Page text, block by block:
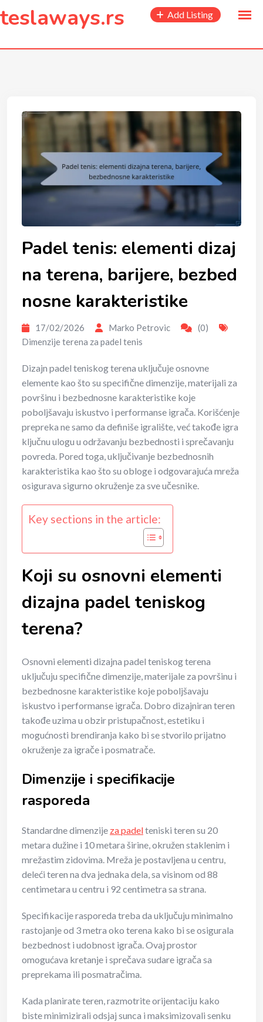
content
teslaways.rs Add Listing
Padel tenis: elementi dizaj
na terena, barijere, bezbed
nosne karakteristike
17/02/2026 Marko Petrovic
(0)
Dimenzije terena za padel tenis
Dizajn padel teniskog terena uključuje osnovne
elemente kao što su specifične dimenzije, materijali za
površinu i bezbednosne karakteristike koje
poboljšavaju iskustvo i performanse igrača. Korišćenje
prepreka ne samo da definiše igralište, već takođe igra
ključnu ulogu u održavanju bezbednosti i sprečavanju
povreda. Pored toga, uključivanje bezbednosnih
karakteristika kao što su obloge i odgovarajuća mreža
osigurava sigurno okruženje za sve učesnike.
Key sections in the article:
Koji su osnovni elementi
dizajna padel teniskog
terena?
Osnovni elementi dizajna padel teniskog terena
uključuju specifične dimenzije, materijale za površinu i
bezbednosne karakteristike koje poboljšavaju
iskustvo i performanse igrača. Dobro dizajniran teren
takođe uzima u obzir pristupačnost, estetiku i
mogućnosti brendiranja kako bi se stvorilo prijatno
okruženje za igrače i posmatrače.
Dimenzije i specifikacije
rasporeda
Standardne dimenzije za padelteniski teren su 20
metara dužine i 10 metara širine, okružen staklenim i
mrežastim zidovima. Mreža je postavljena u centru,
deleći teren na dva jednaka dela, sa visinom od 88
centimetara u centru i 92 centimetra sa strana.
Specifikacije rasporeda treba da uključuju minimalno
rastojanje od 3 metra oko terena kako bi se osigurala
bezbednost i udobnost igrača. Ovaj prostor
omogućava kretanje i sprečava sudare igrača sa
preprekama ili posmatračima.
Kada planirate teren, razmotrite orijentaciju kako
biste minimizirali odsjaj sunca i maksimizovali senku